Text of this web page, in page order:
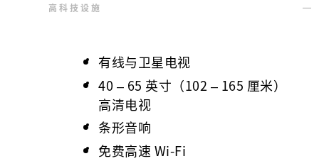
高科技设施
有线与卫星电视
40 – 65 英寸（102 – 165 厘米）
高清电视
条形音响
免费高速 Wi-Fi